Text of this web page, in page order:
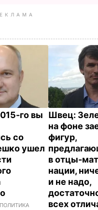
го вы
со
ушел
ПОЛИТИКА
Швец:
на фоне
фигур,
в отцы-
нации,
и не надо,
всех